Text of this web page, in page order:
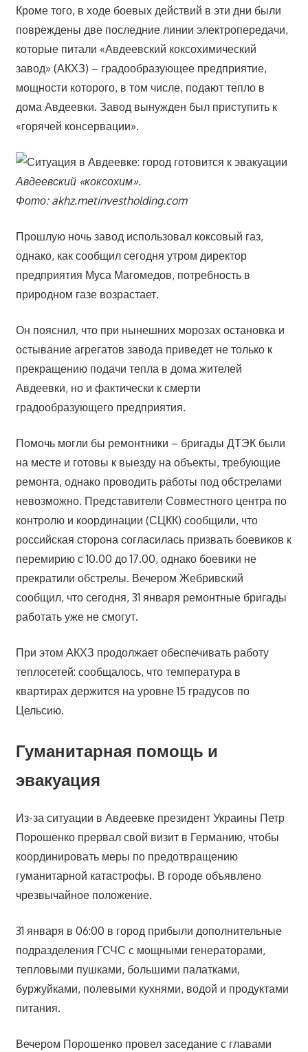
Кроме того, в ходе боевых действий в эти дни были
повреждены две последние линии электропередачи,
которые питали «Авдеевский коксохимический
завод» (АКХЗ) – градообразующее предприятие,
мощности которого, в том числе, подают тепло в
дома Авдеевки. Завод вынужден был приступить к
«горячей консервации».
Авдеевский «коксохим».
Фото: akhz.metinvestholding.com
Прошлую ночь завод использовал коксовый газ,
однако, как сообщил сегодня утром директор
предприятия Муса Магомедов, потребность в
природном газе возрастает.
Он пояснил, что при нынешних морозах остановка и
остывание агрегатов завода приведет не только к
прекращению подачи тепла в дома жителей
Авдеевки, но и фактически к смерти
градообразующего предприятия.
Помочь могли бы ремонтники – бригады ДТЭК были
на месте и готовы к выезду на объекты, требующие
ремонта, однако проводить работы под обстрелами
невозможно. Представители Совместного центра по
контролю и координации (СЦКК) сообщили, что
российская сторона согласилась призвать боевиков к
перемирию с 10.00 до 17.00, однако боевики не
прекратили обстрелы. Вечером Жебривский
сообщил, что сегодня, 31 января ремонтные бригады
работать уже не смогут.
При этом АКХЗ продолжает обеспечивать работу
теплосетей: сообщалось, что температура в
квартирах держится на уровне 15 градусов по
Цельсию.
Гуманитарная помощь и
эвакуация
Из-за ситуации в Авдеевке президент Украины Петр
Порошенко прервал свой визит в Германию, чтобы
координировать меры по предотвращению
гуманитарной катастрофы. В городе объявлено
чрезвычайное положение.
31 января в 06:00 в город прибыли дополнительные
подразделения ГСЧС с мощными генераторами,
тепловыми пушками, большими палатками,
буржуйками, полевыми кухнями, водой и продуктами
питания.
Вечером Порошенко провел заседание с главами